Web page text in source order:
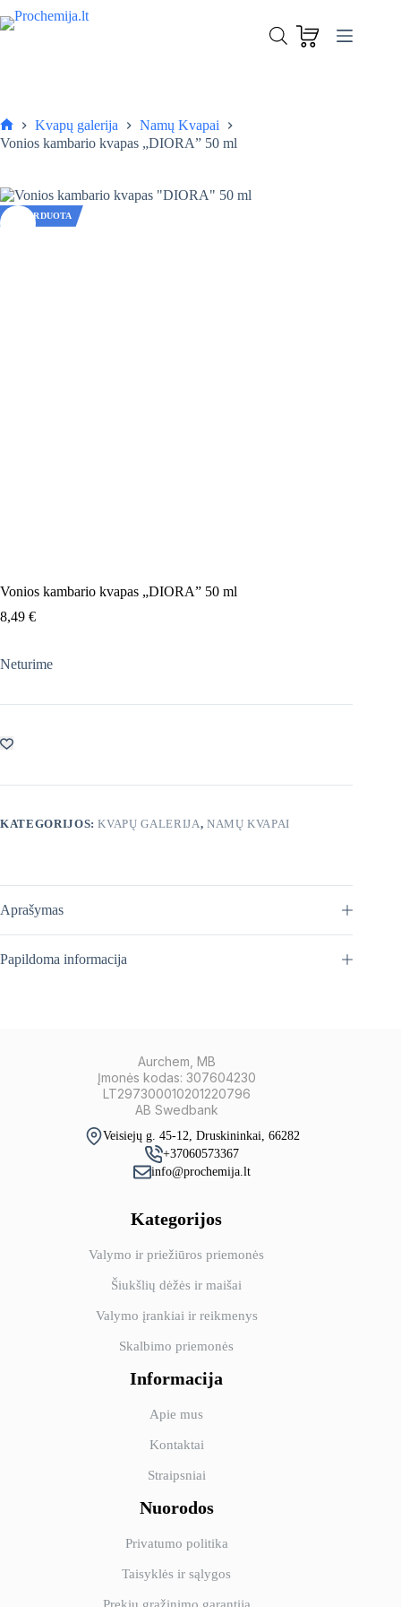
to
Pagrindinis
Kvapų galerija
Namų Kvapai
Vonios kambario kvapas „DIORA” 50 ml
IŠPARDUOTA
Vonios kambario kvapas „DIORA” 50 ml
8,49 €
Neturime
KATEGORIJOS:KVAPŲ GALERIJA, NAMŲ KVAPAI
Aprašymas
Papildoma informacija
Aurchem, MB
Įmonės kodas: 307604230
LT297300010201220796
AB Swedbank
Veisiejų g. 45-12, Druskininkai, 66282
+37060573367
info@prochemija.lt
Kategorijos
Valymo ir priežiūros priemonės
Šiukšlių dėžės ir maišai
Valymo įrankiai ir reikmenys
Skalbimo priemonės
Informacija
Apie mus
Kontaktai
Straipsniai
Nuorodos
Privatumo politika
Taisyklės ir sąlygos